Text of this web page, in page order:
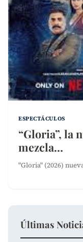
ESPECTÁCULOS
“Gloria”, la
mezcla…
"Gloria" (2026)
Últimas